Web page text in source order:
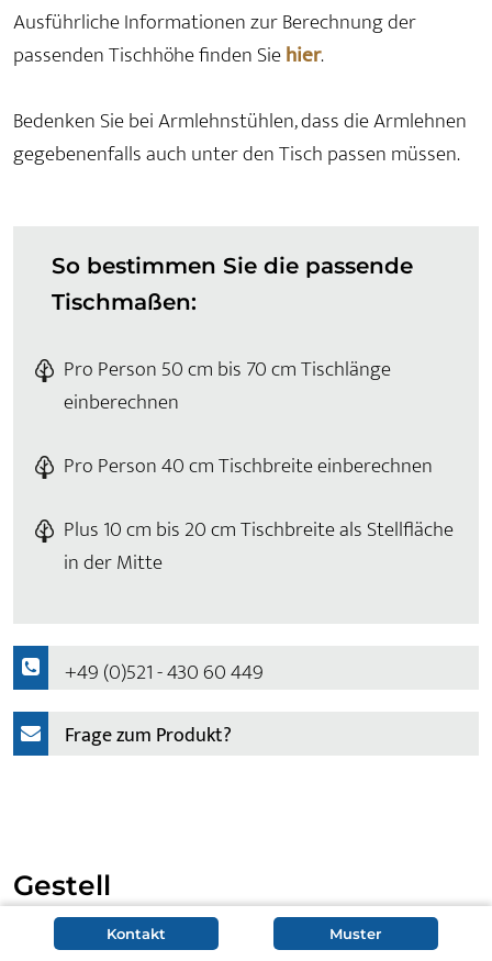
Ausführliche Informationen zur Berechnung der
passenden Tischhöhe finden Siehier.
Bedenken Sie bei Armlehnstühlen, dass die Armlehnen
gegebenenfalls auch unter den Tisch passen müssen.
So bestimmen Sie die passende
Tischmaßen:
Pro Person 50 cm bis 70 cm Tischlänge
einberechnen
Pro Person 40 cm Tischbreite einberechnen
Plus 10 cm bis 20 cm Tischbreite als Stellfläche
in der Mitte
+49 (0)521 - 430 60 449
Frage zum Produkt?
Gestell
Als Kufentisch steht Konferenztisch Vilje je nach
Kontakt Muster